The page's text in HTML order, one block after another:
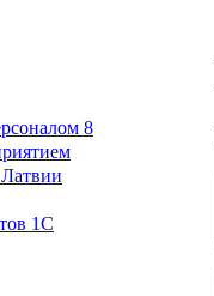
8
1С